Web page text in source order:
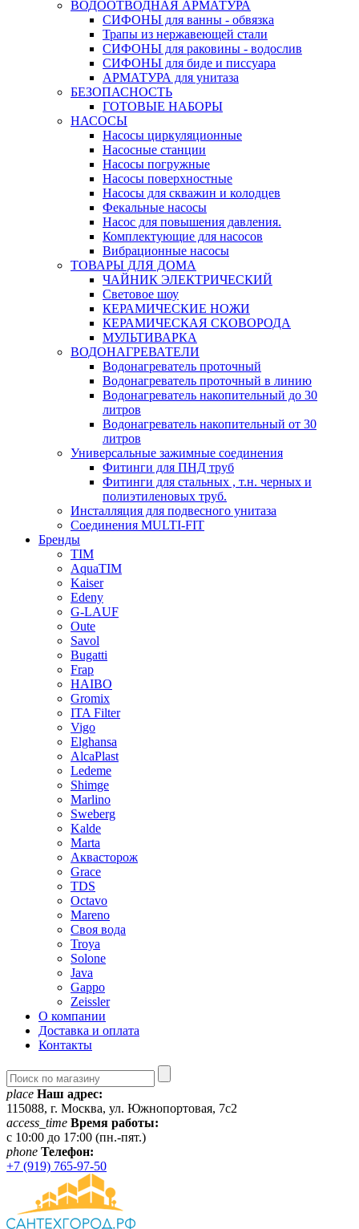
ВОДООТВОДНАЯ АРМАТУРА
СИФОНЫ для ванны - обвязка
Трапы из нержавеющей стали
СИФОНЫ для раковины - водослив
СИФОНЫ для биде и писсуара
АРМАТУРА для унитаза
БЕЗОПАСНОСТЬ
ГОТОВЫЕ НАБОРЫ
НАСОСЫ
Насосы циркуляционные
Насосные станции
Насосы погружные
Насосы поверхностные
Насосы для скважин и колодцев
Фекальные насосы
Насос для повышения давления.
Комплектующие для насосов
Вибрационные насосы
ТОВАРЫ ДЛЯ ДОМА
ЧАЙНИК ЭЛЕКТРИЧЕСКИЙ
Световое шоу
КЕРАМИЧЕСКИЕ НОЖИ
КЕРАМИЧЕСКАЯ СКОВОРОДА
МУЛЬТИВАРКА
ВОДОНАГРЕВАТЕЛИ
Водонагреватель проточный
Водонагреватель проточный в линию
Водонагреватель накопительный до 30
литров
Водонагреватель накопительный от 30
литров
Универсальные зажимные соединения
Фитинги для ПНД труб
Фитинги для стальных , т.н. черных и
полиэтиленовых труб.
Инсталляция для подвесного унитаза
Соединения MULTI-FIT
Бренды
TIM
AquaTIM
Kaiser
Edeny
G-LAUF
Oute
Savol
Bugatti
Frap
HAIBO
Gromix
ITA Filter
Vigo
Elghansa
AlcaPlast
Ledeme
Shimge
Marlino
Sweberg
Kalde
Marta
Аквасторож
Grace
TDS
Octavo
Mareno
Своя вода
Troya
Solone
Java
Gappo
Zeissler
О компании
Доставка и оплата
Контакты
place Наш адрес:
115088, г. Москва, ул. Южнопортовая, 7с2
access_time Время работы:
c 10:00 до 17:00 (пн.-пят.)
phone Телефон:
+7 (919) 765-97-50